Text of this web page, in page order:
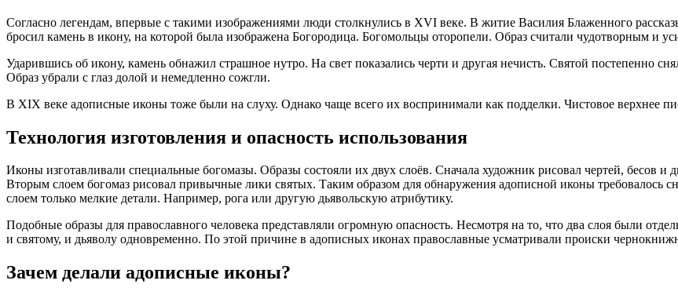
Согласно легендам, впервые с такими изображениями люди столкнулись в XVI веке. В житие Василия Блаженного
бросил камень в икону, на которой была изображена Богородица. Богомольцы оторопели. Образ считали чудотворным и
Ударившись об икону, камень обнажил страшное нутро. На свет показались черти и другая нечисть. Святой постепенно
Образ убрали с глаз долой и немедленно сожгли.
В XIX веке адописные иконы тоже были на слуху. Однако чаще всего их воспринимали как подделки. Чистовое верхнее
Технология изготовления и опасность использования
Иконы изготавливали специальные богомазы. Образы состояли их двух слоёв. Сначала художник рисовал чертей, бесов и
Вторым слоем богомаз рисовал привычные лики святых. Таким образом для обнаружения адописной иконы требовалось
слоем только мелкие детали. Например, рога или другую дьявольскую атрибутику.
Подобные образы для православного человека представляли огромную опасность. Несмотря на то, что два слоя были
и святому, и дьяволу одновременно. По этой причине в адописных иконах православные усматривали происки
Зачем делали адописные иконы?